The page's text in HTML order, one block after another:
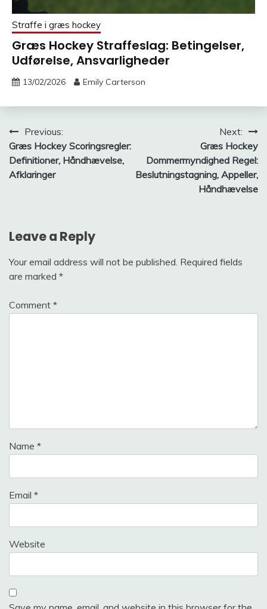
Straffe i græs hockey
Græs Hockey Straffeslag: Betingelser,
Udførelse, Ansvarligheder
13/02/2026 Emily Carterson
Post
navigation
Previous:
Græs Hockey Scoringsregler:
Definitioner, Håndhævelse,
Afklaringer
Next:
Græs Hockey
Dommermyndighed Regel:
Beslutningstagning, Appeller,
Håndhævelse
Leave a Reply
Your email address will not be published. Required fields
are marked *
Comment *
Name *
Email *
Website